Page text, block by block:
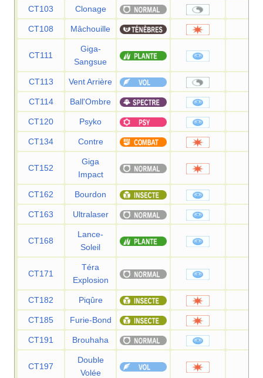
CT103 Clonage
CT108 Mâchouille
CT111
Giga-
Sangsue
CT113 Vent Arrière
CT114 Ball'Ombre
CT120 Psyko
CT134 Contre
CT152
Giga
Impact
CT162 Bourdon
CT163 Ultralaser
CT168
Lance-
Soleil
CT171
Téra
Explosion
CT182 Piqûre
CT185 Furie-Bond
CT191 Brouhaha
CT197
Double
Volée